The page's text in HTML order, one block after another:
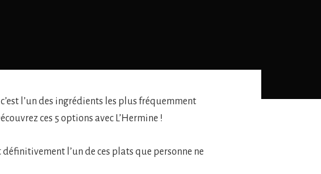
l’un des ingrédients les plus fréquemment
ces 5 options avec L’Hermine !
définitivement l’un de ces plats que personne ne